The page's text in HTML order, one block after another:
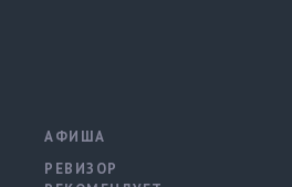
АФИША
РЕВИЗОР